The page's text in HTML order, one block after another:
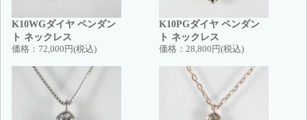
K10WGダイヤ ペンダン
ト ネックレス
価格： 72,000円(税込)
K10PGダイヤ ペンダン
ト ネックレス
価格： 28,800円(税込)